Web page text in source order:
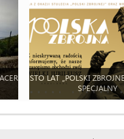
STO LAT „POLSKI
SPECJALNY